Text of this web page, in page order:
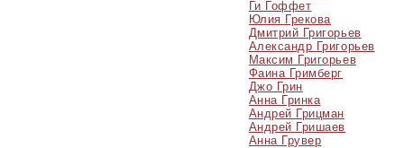
Ги Гоффет
Юлия Грекова
Дмитрий Григорьев
Александр Григорьев
Максим Григорьев
Фаина Гримберг
Джо Грин
Анна Гринка
Андрей Грицман
Андрей Гришаев
Анна Грувер